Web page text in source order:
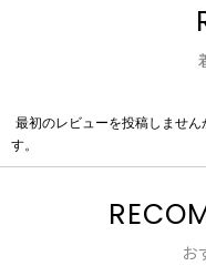
評
価
最初のレビューを投稿しませ
す。
お